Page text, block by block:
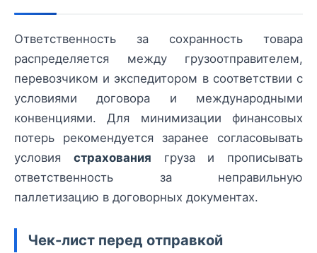
Ответственность за сохранность товара
распределяется между грузоотправителем,
перевозчиком и экспедитором в соответствии с
условиями договора и международными
конвенциями. Для минимизации финансовых
потерь рекомендуется заранее согласовывать
условия страхования груза и прописывать
ответственность за неправильную
паллетизацию в договорных документах.
Чек-лист перед отправкой